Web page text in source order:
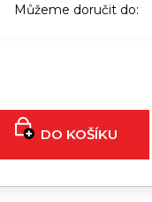
Můžeme doručit do:
DO KOŠÍKU
Kč